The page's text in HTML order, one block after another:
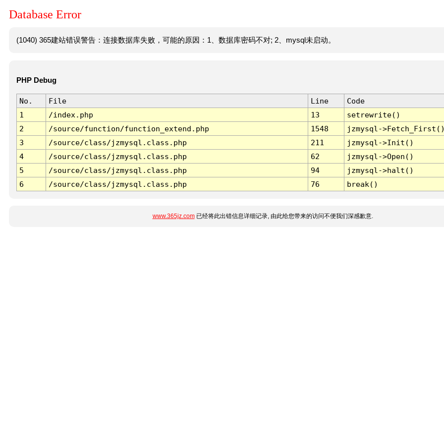
Database Error
(1040) 365建站错误警告：连接数据库失败，可能的原因：1、数据库密码不对; 2、mysql未启动。
PHP Debug
No. File Line
Code
1
/index.php 13
setrewrite()
2
/source/function/function_extend.php 1548
jzmysql-
3
/source/class/jzmysql.class.php 211
jzmysql->Init()
4
/source/class/jzmysql.class.php 62
jzmysql->Open()
5
/source/class/jzmysql.class.php 94
jzmysql->halt()
6
/source/class/jzmysql.class.php 76 break()
www.365jz.com已经将此出错信息详细记录, 由此给您带来的访问不便我们深感歉意.